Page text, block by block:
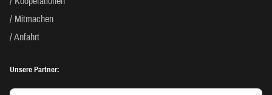
Mitmachen
Anfahrt
Unsere Partner: